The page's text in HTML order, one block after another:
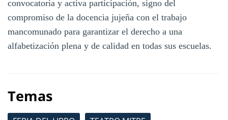
convocatoria y activa participación, signo del
compromiso de la docencia jujeña con el trabajo
mancomunado para garantizar el derecho a una
alfabetización plena y de calidad en todas sus escuelas.
Temas